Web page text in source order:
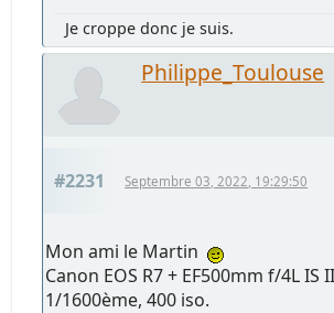
Je croppe donc je suis.
Philippe_Toulouse
#2231 Septembre 03, 2022, 19:29:50
Mon ami le Martin
Canon EOS R7 + EF500mm f/4L IS
1/1600ème, 400 iso.